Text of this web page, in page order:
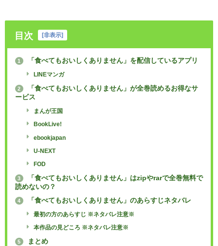
目次 [非表示]
1 「食べてもおいしくありません」を配信しているアプリ
LINEマンガ
2
「食べてもおいしくありません」が全巻読めるお得なサ
ービス
まんが王国
BookLive!
ebookjapan
U-NEXT
FOD
3
「食べてもおいしくありません」はzipやrarで全巻無料で
読めないの？
4 「食べてもおいしくありません」のあらすじネタバレ
最初の方のあらすじ ※ネタバレ注意※
本作品の見どころ ※ネタバレ注意※
5 まとめ